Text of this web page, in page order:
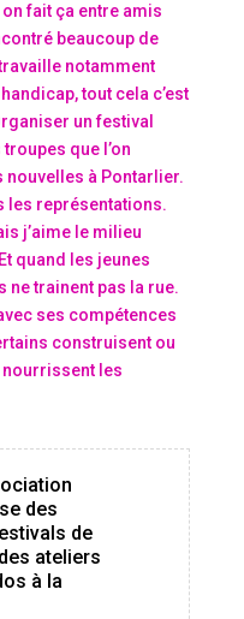
fait ça entre amis
beaucoup de
notamment
tout cela c’est
un festival
que l’on
nouvelles à Pontarlier.
les représentations.
j’aime le milieu
quand les jeunes
ne trainent pas la rue.
ses compétences
construisent ou
nourrissent les
des
de
ateliers
à la